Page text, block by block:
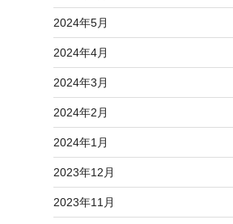
2024年5月
2024年4月
2024年3月
2024年2月
2024年1月
2023年12月
2023年11月